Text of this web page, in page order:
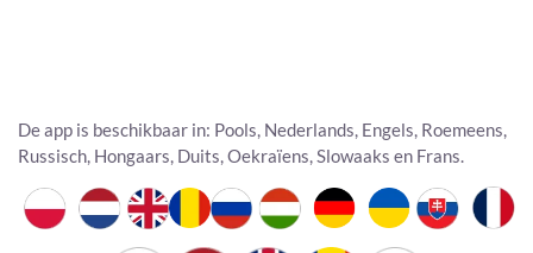
De app is beschikbaar in: Pools, Nederlands, Engels, Roemeens,
Russisch, Hongaars, Duits, Oekraïens, Slowaaks en Frans.